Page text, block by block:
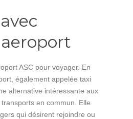
ASC pour voyager. En
également appelée taxi
alternative intéressante aux
en commun. Elle
qui désirent rejoindre ou